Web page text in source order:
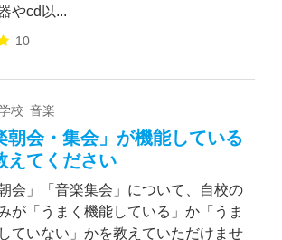
やcd以...
10
校 音楽
朝会・集会」が機能している
えてください
朝会」「音楽集会」について、自校の
が「うまく機能している」か「うま
ていない」かを教えていただけませ